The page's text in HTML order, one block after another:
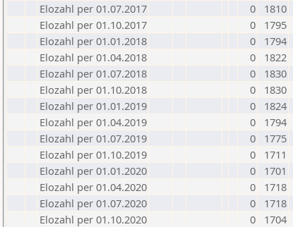
Elozahl per 01.07.2017
0
1810
Elozahl per 01.10.2017
0
1795
Elozahl per 01.01.2018
0
1794
Elozahl per 01.04.2018
0
1822
Elozahl per 01.07.2018
0
1830
Elozahl per 01.10.2018
0
1830
Elozahl per 01.01.2019
0
1824
Elozahl per 01.04.2019
0
1794
Elozahl per 01.07.2019
0
1775
Elozahl per 01.10.2019
0
1711
Elozahl per 01.01.2020
0
1701
Elozahl per 01.04.2020
0
1718
Elozahl per 01.07.2020
0
1718
Elozahl per 01.10.2020
0
1704